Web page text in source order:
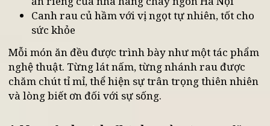
Nấm kho tộ đậm vị, thơm lừng, thích hợp
trong những ngày se lạnh
Cơm sen ngũ sắc hòa quyện sắc màu và
sen Việt
Nem hoa quả thanh mát, sáng tạo, mang dấu
ấn riêng của nhà hàng chay ngon Hà Nội
Canh rau củ hầm với vị ngọt tự nhiên, tốt cho